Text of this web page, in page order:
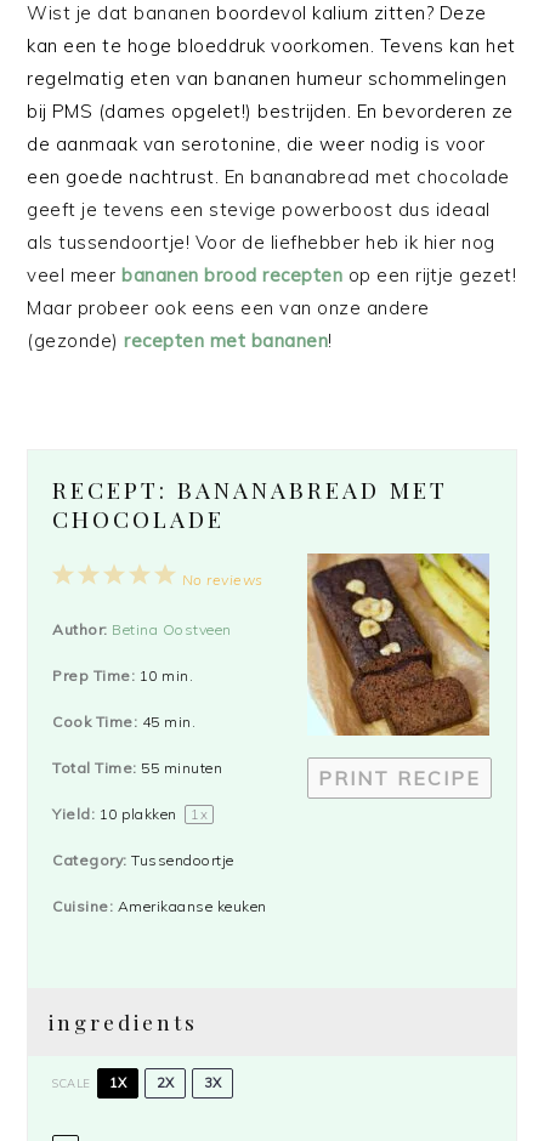
Wist je dat bananen boordevol kalium zitten? Deze
kan een te hoge bloeddruk voorkomen. Tevens kan het
regelmatig eten van bananen humeur schommelingen
bij PMS (dames opgelet!) bestrijden. En bevorderen ze
de aanmaak van serotonine, die weer nodig is voor
een goede nachtrust. En bananabread met chocolade
geeft je tevens een stevige powerboost dus ideaal
als tussendoortje! Voor de liefhebber heb ik hier nog
veel meerbananen brood recepten op een rijtje gezet!
Maar probeer ook eens een van onze andere
(gezonde)recepten met bananen!
RECEPT: BANANABREAD MET
CHOCOLADE
PRINT RECIPE
5
4
3
2
1
No reviews
Author: Betina Oostveen
Prep Time: 10 min.
Cook Time: 45 min.
Total Time: 55 minuten
Yield: 10 plakken 1x
Category: Tussendoortje
Cuisine: Amerikaanse keuken
ingredients
SCALE 1X 2X 3X